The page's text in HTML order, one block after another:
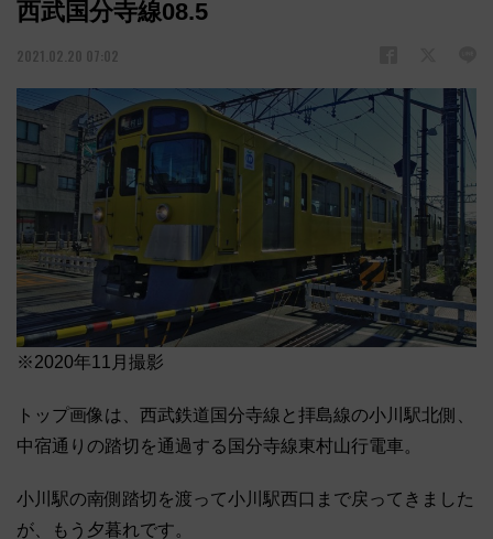
西武国分寺線08.5
2021.02.20 07:02
※2020年11月撮影
トップ画像は、西武鉄道国分寺線と拝島線の小川駅北側、
中宿通りの踏切を通過する国分寺線東村山行電車。
小川駅の南側踏切を渡って小川駅西口まで戻ってきました
が、もう夕暮れです。